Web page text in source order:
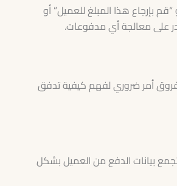
بإرجاع هذا المبلغ للعميل” أو
على معالجة أي مدفوعات.
أمر ضروري لفهم كيفية تدفق
بيانات الدفع من العميل بشكل